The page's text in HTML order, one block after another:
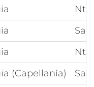
(Capellanía)